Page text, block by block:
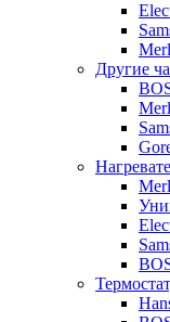
Другие